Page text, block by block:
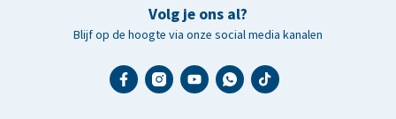
Volg je ons al?
Blijf op de hoogte via onze social media kanalen